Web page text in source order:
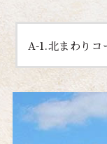
A-1.北まわりコ